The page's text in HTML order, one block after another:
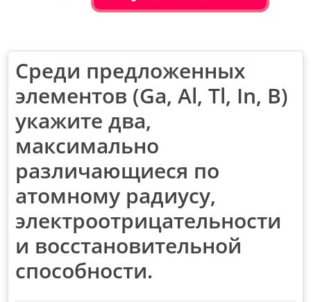
Среди предложенных
элементов (Ga, Al, Tl, In, B)
укажите два,
максимально
различающиеся по
атомному радиусу,
электроотрицательности
и восстановительной
способности.